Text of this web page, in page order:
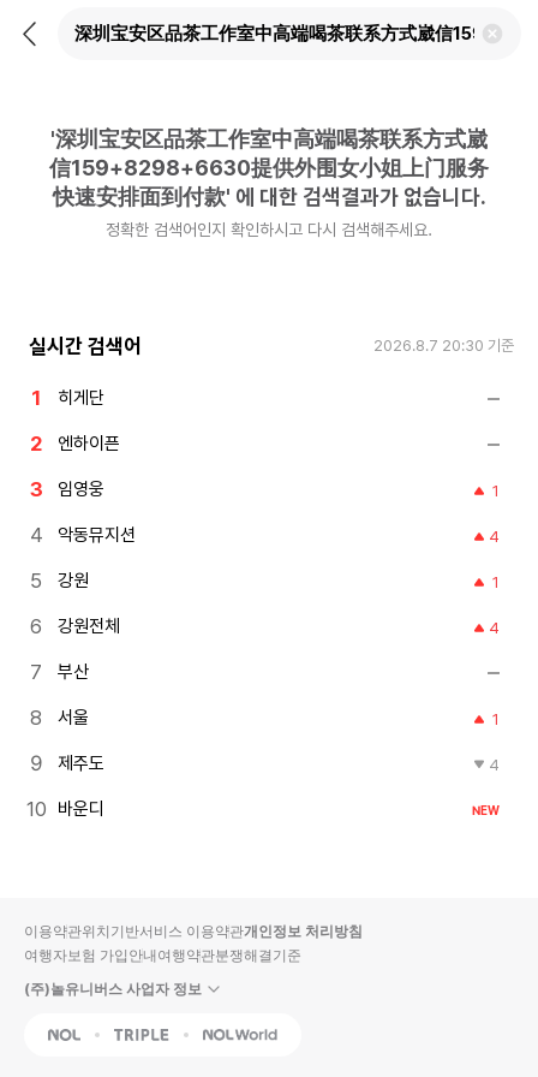
뒤
검
'深圳宝安区品茶工作室中高端喝茶联系方式崴
信159+8298+6630提供外围女小姐上门服务
快速安排面到付款' 에 대한 검색결과가 없습니다.
정확한 검색어인지 확인하시고 다시 검색해주세요.
실시간 검색어 2026.8.7 20:30 기준
히게단
엔하이픈
임영웅 1
악동뮤지션 4
강원 1
강원전체 4
부산
서울 1
제주도 4
바운디 NEW
이용약관위치기반서비스 이용약관개인정보 처리방침
여행자보험 가입안내여행약관분쟁해결기준
(주)놀유니버스 사업자 정보
NOL Triple Interpark Global